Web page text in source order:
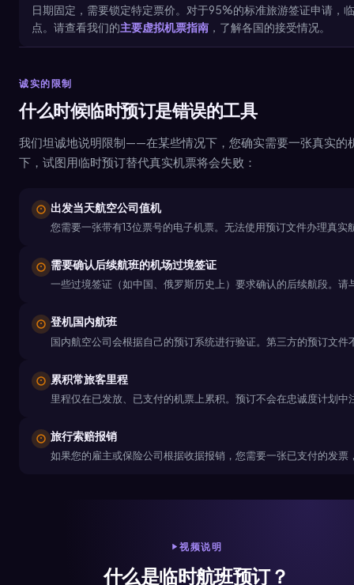
日期固定，需要锁定特定票价。对于95%的标准旅游签证申请，
点。请查看我们的主要虚拟机票指南 ，了解各国的接受情况。
诚实的限制
什么时候临时预订是错误的工具
我们坦诚地说明限制——在某些情况下，您确实需要一张真实的
下，试图用临时预订替代真实机票将会失败：
出发当天航空公司值机
您需要一张带有13位票号的电子机票。无法使用预订文件办理真实
需要确认后续航班的机场过境签证
一些过境签证（如中国、俄罗斯历史上）要求确认的后续航段。请
登机国内航班
国内航空公司会根据自己的预订系统进行验证。第三方的预订文件
累积常旅客里程
里程仅在已发放、已支付的机票上累积。预订不会在忠诚度计划中
旅行索赔报销
如果您的雇主或保险公司根据收据报销，您需要一张已支付的发票
视频说明
什么是临时航班预订？